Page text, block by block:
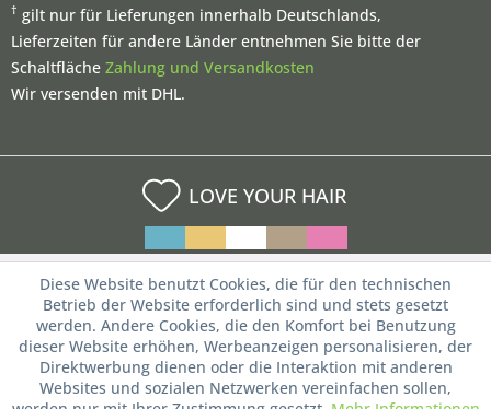
† gilt nur für Lieferungen innerhalb Deutschlands,
Lieferzeiten für andere Länder entnehmen Sie bitte der
Schaltfläche Zahlung und Versandkosten
Wir versenden mit DHL.
LOVE YOUR HAIR
Diese Website benutzt Cookies, die für den technischen
Betrieb der Website erforderlich sind und stets gesetzt
werden. Andere Cookies, die den Komfort bei Benutzung
dieser Website erhöhen, Werbeanzeigen personalisieren, der
Direktwerbung dienen oder die Interaktion mit anderen
Websites und sozialen Netzwerken vereinfachen sollen,